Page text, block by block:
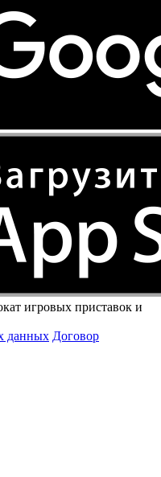
игровых приставок и
данных Договор